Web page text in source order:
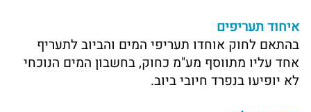
איחוד תעריפים
בהתאם לחוק אוחדו תעריפי המים והביוב לתעריף
אחד עליו מתווסף מע"מ כחוק, בחשבון המים הנוכחי
לא יופיעו בנפרד חיובי ביוב.